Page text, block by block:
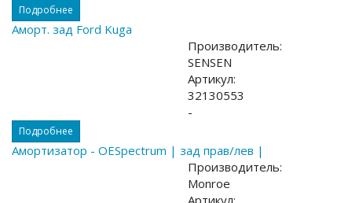
Подробнее
Аморт. зад Ford Kuga
Производитель:
SENSEN
Артикул:
32130553
-
Подробнее
Амортизатор - OESpectrum | зад прав/лев |
Производитель:
Monroe